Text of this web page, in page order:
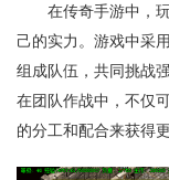
在传奇手游中，
己的实力。游戏中采
组成队伍，共同挑战
在团队作战中，不仅
的分工和配合来获得